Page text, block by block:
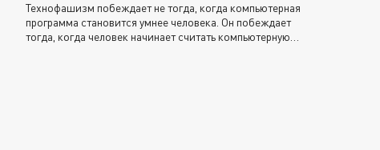
Технофашизм побеждает не тогда, когда компьютерная
программа становится умнее человека. Он побеждает
тогда, когда человек начинает считать компьютерную